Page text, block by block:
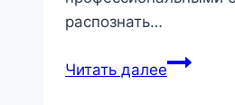
распознать…
Читать далееГорячая